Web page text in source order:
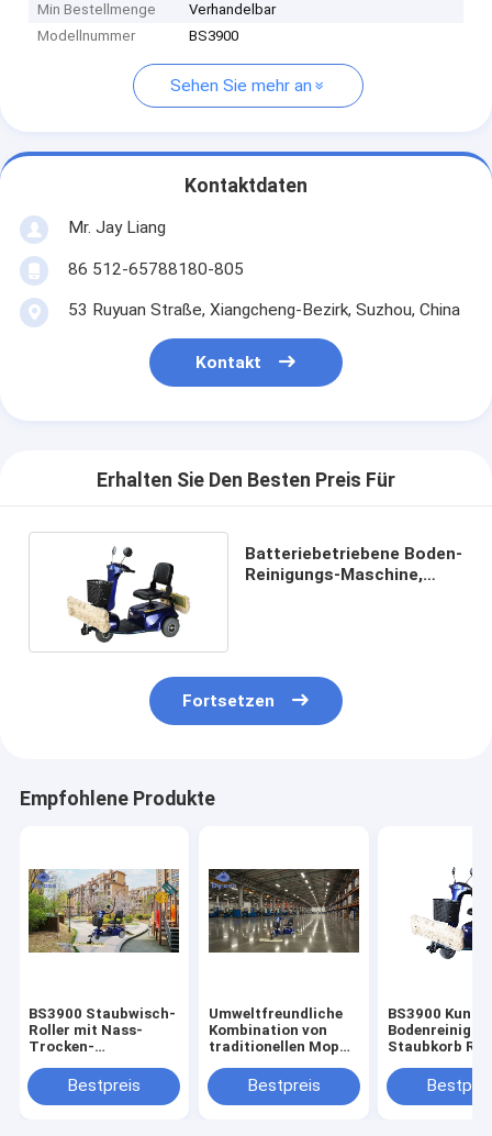
Min Bestellmenge
Verhandelbar
Modellnummer
BS3900
Sehen Sie mehr an
Kontaktdaten
Mr. Jay Liang
86 512-65788180-805
53 Ruyuan Straße, Xiangcheng-Bezirk, Suzhou, China
Kontakt
Erhalten Sie Den Besten Preis Für
Batteriebetriebene Boden-
Reinigungs-Maschine,
Fortsetzen
Empfohlene Produkte
BS3900 Staubwisch-
Roller mit Nass-
Trocken-
Bestpreis
Umweltfreundliche
Kombination von
traditionellen Mop
eine reibungslose
Bodenreinigung
Bestpreis
BS3900
Staubkorb